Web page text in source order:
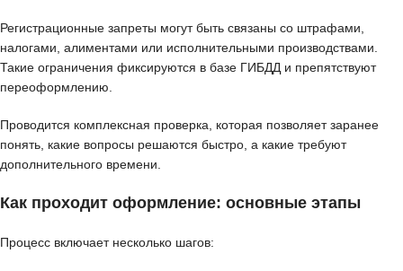
Регистрационные запреты могут быть связаны со штрафами,
налогами, алиментами или исполнительными производствами.
Такие ограничения фиксируются в базе ГИБДД и препятствуют
переоформлению.
Проводится комплексная проверка, которая позволяет заранее
понять, какие вопросы решаются быстро, а какие требуют
дополнительного времени.
Как проходит оформление: основные этапы
Процесс включает несколько шагов: